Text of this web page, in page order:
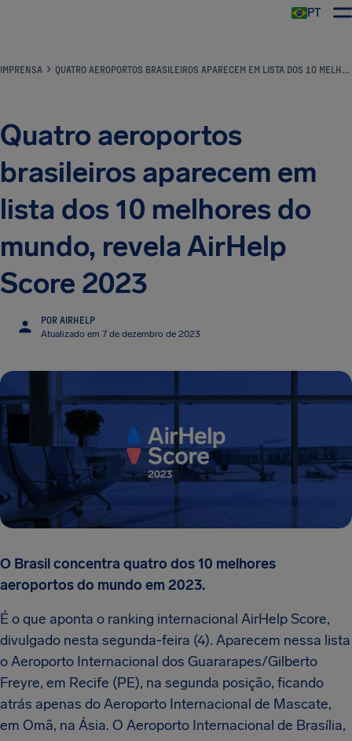
PT
IMPRENSA QUATRO AEROPORTOS BRASILEIROS APARECEM EM LISTA DOS 10 MELHORES DO MUNDO, REVELA AIRHELP SCORE 2023
Quatro aeroportos
brasileiros aparecem em
lista dos 10 melhores do
mundo, revela AirHelp
Score 2023
POR AIRHELP
Atualizado em 7 de dezembro de 2023
O Brasil concentra quatro dos 10 melhores
aeroportos do mundo em 2023.
É o que aponta o ranking internacional AirHelp Score,
divulgado nesta segunda-feira (4). Aparecem nessa lista
o Aeroporto Internacional dos Guararapes/Gilberto
Freyre, em Recife (PE), na segunda posição, ficando
atrás apenas do Aeroporto Internacional de Mascate,
em Omã, na Ásia. O Aeroporto Internacional de Brasília,